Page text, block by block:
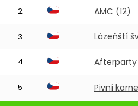
2 AMC (12)
3 Lázeňští
4 Afterparty
5 Pivní